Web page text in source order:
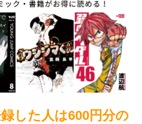
した人は600円分の